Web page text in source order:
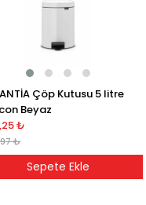
Çöp Kutusu 5 litre
Beyaz
₺
₺
Sepete Ekle